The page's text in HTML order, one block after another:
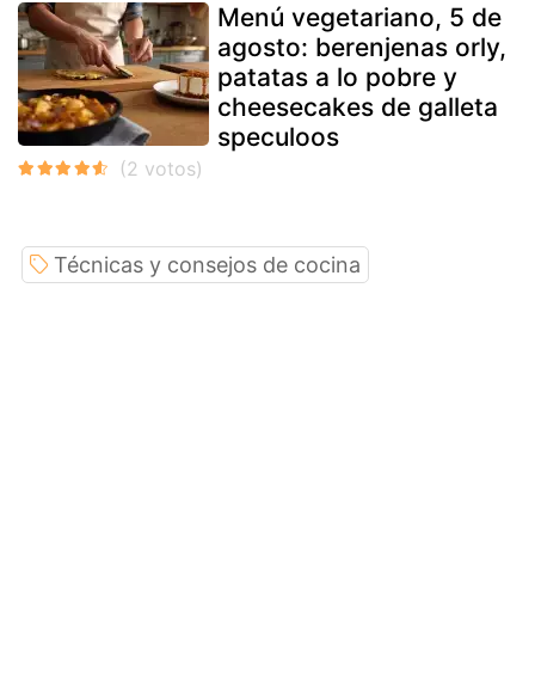
Menú vegetariano, 5 de
agosto: berenjenas orly,
patatas a lo pobre y
cheesecakes de galleta
speculoos
Técnicas y consejos de cocina